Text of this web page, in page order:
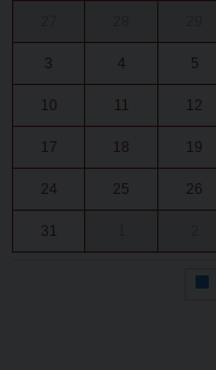
3 4 5
10 11 12
17 18 19
24 25 26
31